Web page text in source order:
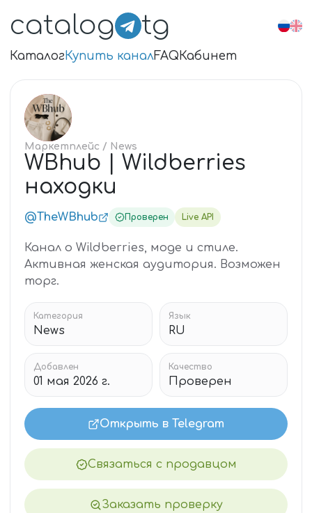
catalog tg
КаталогКупить каналFAQКабинет
WB
Маркетплейс / News
WBhub | Wildberries
находки
@TheWBhub Проверен Live API
Канал о Wildberries, моде и стиле.
Активная женская аудитория. Возможен
торг.
Категория
News
Язык
RU
Добавлен
01 мая 2026 г.
Качество
Проверен
Открыть в Telegram
Связаться с продавцом
Заказать проверку